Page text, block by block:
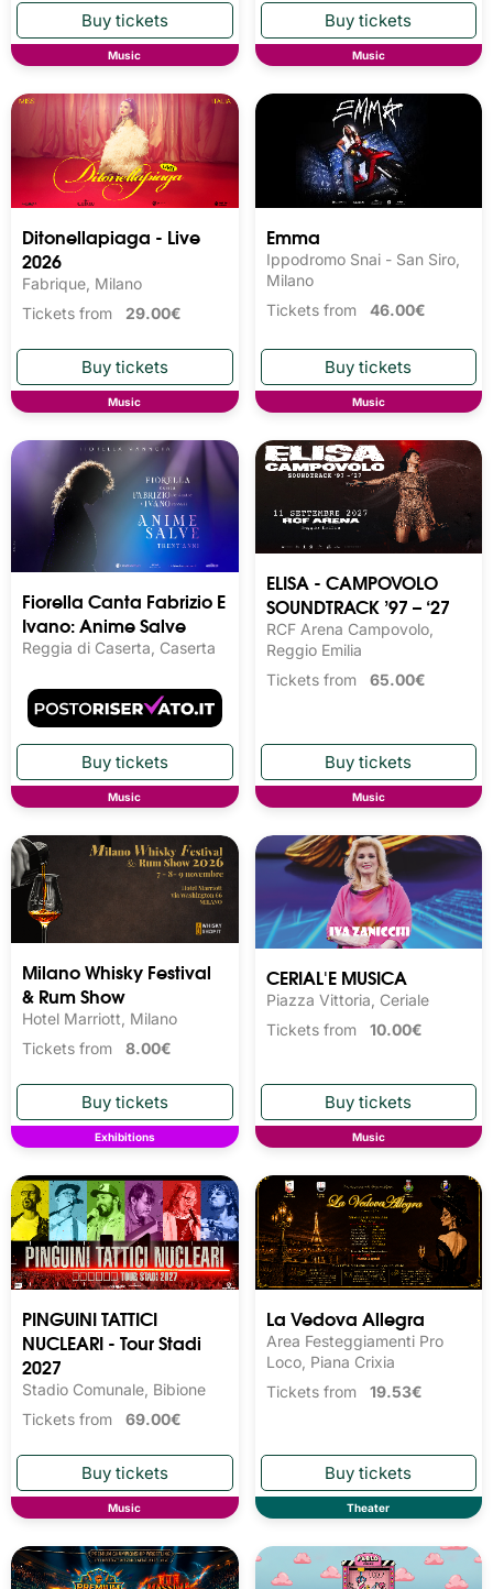
Music Music
Ditonellapiaga - Live
2026
Fabrique, Milano
Tickets from 29.00€
Music
Emma
Ippodromo Snai - San Siro,
Milano
Tickets from 46.00€
Music
Fiorella Canta Fabrizio E
Ivano: Anime Salve
Reggia di Caserta, Caserta
Music
ELISA - CAMPOVOLO
SOUNDTRACK ’97 – ‘27
RCF Arena Campovolo,
Reggio Emilia
Tickets from 65.00€
Music
Milano Whisky Festival
& Rum Show
Hotel Marriott, Milano
Tickets from 8.00€
Exhibitions
CERIAL'E MUSICA
Piazza Vittoria, Ceriale
Tickets from 10.00€
Music
PINGUINI TATTICI
NUCLEARI - Tour Stadi
2027
Stadio Comunale, Bibione
Tickets from 69.00€
Music
La Vedova Allegra
Area Festeggiamenti Pro
Loco, Piana Crixia
Tickets from 19.53€
Theater